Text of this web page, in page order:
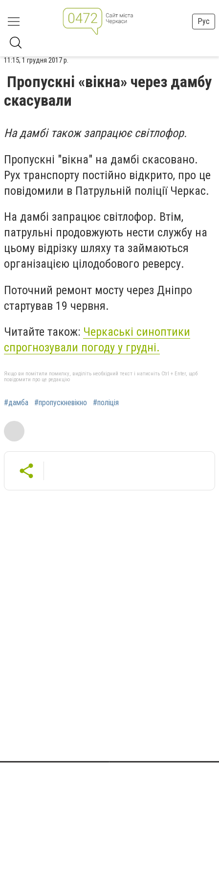
Рус
11:15, 1 грудня 2017 р.
Пропускні «вікна» через дамбу
скасували
На дамбі також запрацює світлофор.
Пропускні "вікна" на дамбі скасовано.
Рух транспорту постійно відкрито, про це
повідомили в Патрульній поліції Черкас.
На дамбі запрацює світлофор. Втім,
патрульні продовжують нести службу на
цьому відрізку шляху та займаються
організацією цілодобового реверсу.
Поточний ремонт мосту через Дніпро
стартував 19 червня.
Читайте також: Черкаські синоптики
спрогнозували погоду у грудні.
Якщо ви помітили помилку, виділіть необхідний текст і натисніть Ctrl + Enter, щоб
повідомити про це редакцію
#дамба #пропускневікно #поліція